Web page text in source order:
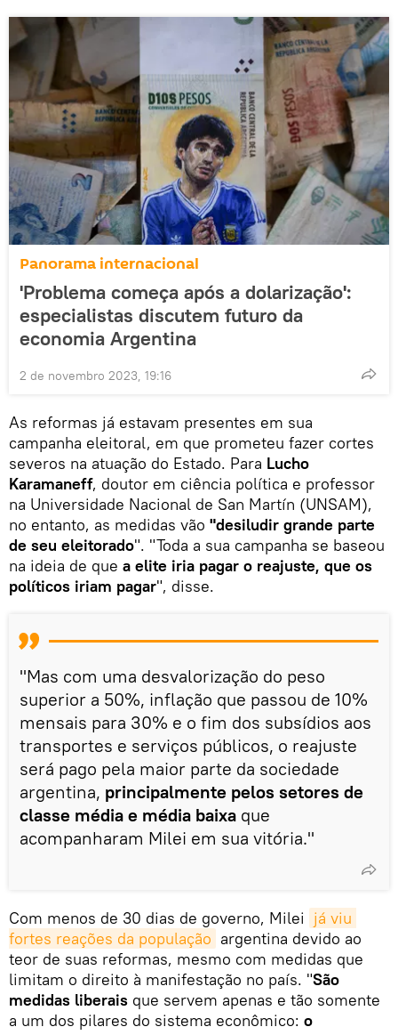
Panorama internacional
'Problema começa após a dolarização':
especialistas discutem futuro da
economia Argentina
2 de novembro 2023, 19:16
As reformas já estavam presentes em sua
campanha eleitoral, em que prometeu fazer cortes
severos na atuação do Estado. Para Lucho
Karamaneff, doutor em ciência política e professor
na Universidade Nacional de San Martín (UNSAM),
no entanto, as medidas vão "desiludir grande parte
de seu eleitorado". "Toda a sua campanha se baseou
na ideia de que a elite iria pagar o reajuste, que os
políticos iriam pagar", disse.
"Mas com uma desvalorização do peso
superior a 50%, inflação que passou de 10%
mensais para 30% e o fim dos subsídios aos
transportes e serviços públicos, o reajuste
será pago pela maior parte da sociedade
argentina, principalmente pelos setores de
classe média e média baixa que
acompanharam Milei em sua vitória."
Com menos de 30 dias de governo, Milei já viu
fortes reações da população argentina devido ao
teor de suas reformas, mesmo com medidas que
limitam o direito à manifestação no país. "São
medidas liberais que servem apenas e tão somente
a um dos pilares do sistema econômico: o